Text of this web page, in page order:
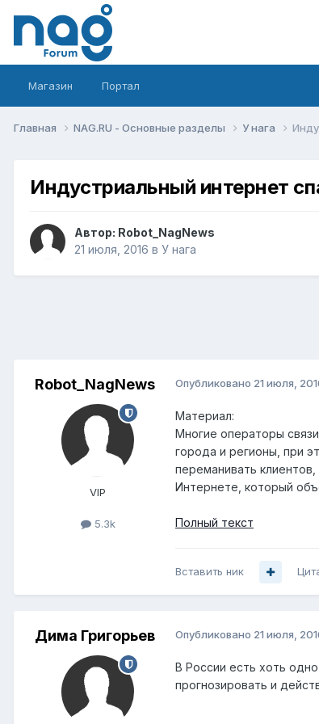
Магазин Портал
Главная NAG.RU - Основные разделы У нага
Индустриальный интернет
Автор: Robot_NagNews
21 июля, 2016 в У нага
Robot_NagNews
VIP
5.3k
Опубликовано 21 июля,
Материал:
Многие операторы
города и регионы, при
переманивать
Интернете, который
Полный текст
Вставить ник
Дима Григорьев Опубликовано 21 июля,
В России есть хоть
прогнозировать и